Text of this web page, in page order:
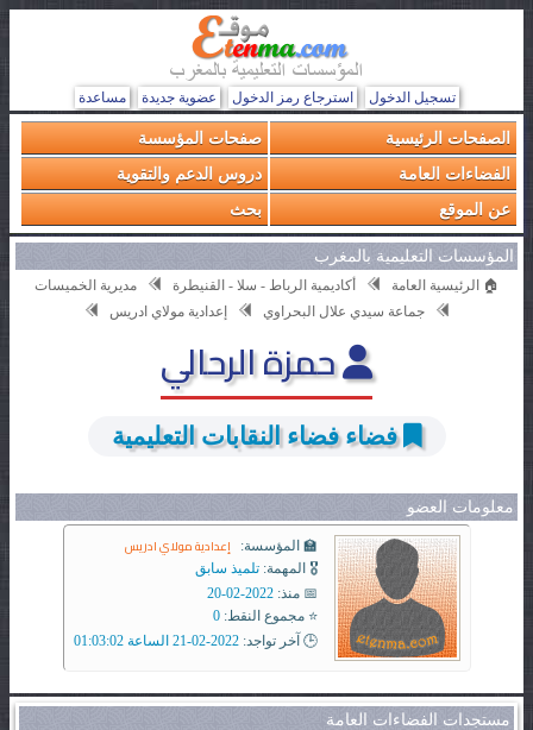
تسجيل الدخول استرجاع رمز الدخول عضوية جديدة مساعدة
الصفحات الرئيسية
صفحات المؤسسة
الفضاءات العامة
دروس الدعم والتقوية
عن الموقع
بحث
المؤسسات التعليمية بالمغرب
🏠 الرئيسية العامة أكاديمية الرباط - سلا - القنيطرة
مديرية الخميسات
جماعة سيدي علال البحراوي
إعدادية مولاي ادريس
حمزة الرحالي
فضاء فضاء النقابات التعليمية
معلومات العضو
🏫 المؤسسة: إعدادية مولاي ادريس
🎖️ المهمة: تلميذ سابق
📅 منذ: 2022-02-20
⭐ مجموع النقط: 0
🕒 آخر تواجد: 2022-02-21 الساعة 01:03:02
مستجدات الفضاءات العامة